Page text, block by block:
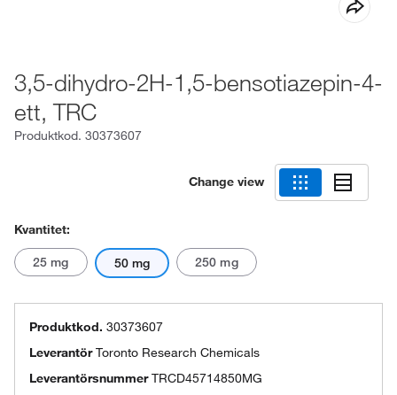
3,5-dihydro-2H-1,5-bensotiazepin-4-
ett, TRC
Produktkod. 30373607
Change view
Kvantitet:
25 mg 50 mg 250 mg
Produktkod. 30373607
LeverantörToronto Research Chemicals
Leverantörsnummer TRCD45714850MG